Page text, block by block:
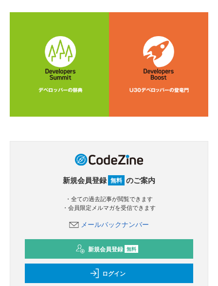
新規会員登録 無料 のご案内
・全ての過去記事が閲覧できます
・会員限定メルマガを受信できます
メールバックナンバー
新規会員登録 無料
ログイン